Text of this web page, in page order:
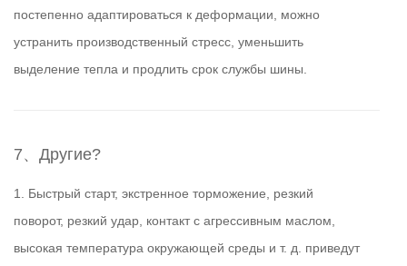
постепенно адаптироваться к деформации, можно
устранить производственный стресс, уменьшить
выделение тепла и продлить срок службы шины.
7、Другие?
1. Быстрый старт, экстренное торможение, резкий
поворот, резкий удар, контакт с агрессивным маслом,
высокая температура окружающей среды и т. д. приведут